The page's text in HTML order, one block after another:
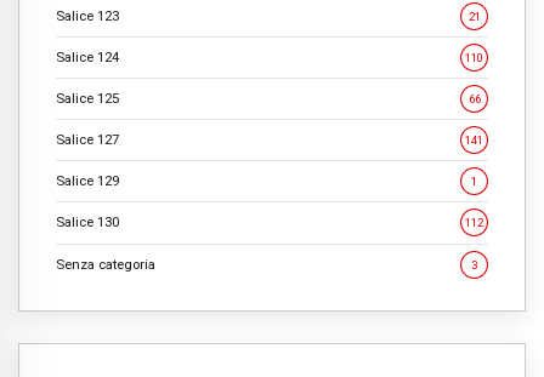
Salice 123 21
Salice 124 110
Salice 125 66
Salice 127 141
Salice 129 1
Salice 130 112
Senza categoria 3